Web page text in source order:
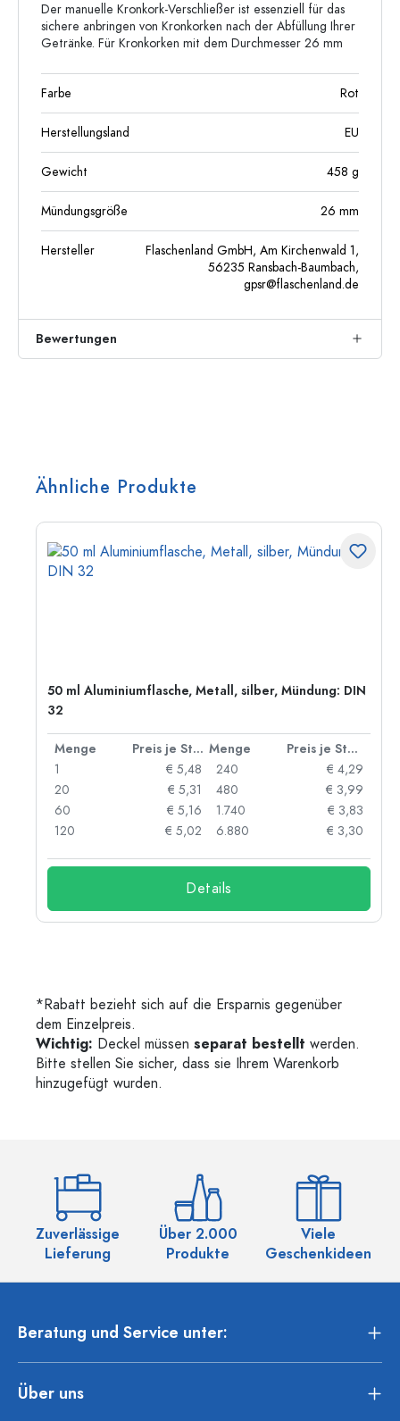
Der manuelle Kronkork-Verschließer ist essenziell für das
sichere anbringen von Kronkorken nach der Abfüllung Ihrer
Getränke. Für Kronkorken mit dem Durchmesser 26 mm
Farbe Rot
Herstellungsland EU
Gewicht 458 g
Mündungsgröße 26 mm
Hersteller
Flaschenland GmbH, Am Kirchenwald 1,
56235 Ransbach-Baumbach,
gpsr@flaschenland.de
Bewertungen
Ähnliche Produkte
50 ml Aluminiumflasche, Metall, silber, Mündung: DIN
32
Menge Preis je Stück Menge
Preis je Stück
1
€ 5,48
20
€ 5,31
60
€ 5,16
120
€ 5,02
240
€ 4,29
480
€ 3,99
1.740
€ 3,83
6.880
€ 3,30
Details
*Rabatt bezieht sich auf die Ersparnis gegenüber
dem Einzelpreis.
Wichtig: Deckel müssen separat bestellt werden.
Bitte stellen Sie sicher, dass sie Ihrem Warenkorb
hinzugefügt wurden.
Zuverlässige
Lieferung
Über 2.000
Produkte
Viele
Geschenkideen
Beratung und Service unter:
Über uns